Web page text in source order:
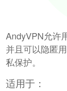
AndyVPN允许
并且可以隐匿
私保护。
适用于：